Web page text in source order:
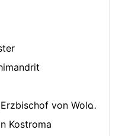
von Wolokolamsk und Jurjew
Kostroma